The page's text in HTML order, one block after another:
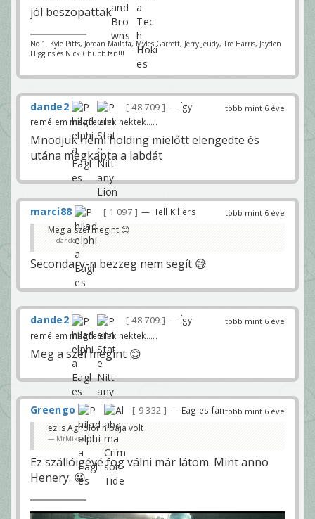
jól beszopattak
No 1. Kyle Pitts, Jordan Mailata, Myles Garrett, Jerry Jeudy, Tre Harris, Jayden
Higgins és Nick Chubb fan!!!
több mint 6 éve
dande2 48 709
— Így
remélem megfelelek nektek.....
Mnodjuk némi holding mielőtt elengedte és
utána megkapta a labdát
több mint 6 éve
marci88 1 097 — Hell Killers
Meg a szél megint 😊
dande
Secondary-n bezzeg nem segít 😅
több mint 6 éve
dande2 48 709
— Így
remélem megfelelek nektek.....
Meg a szél megint 😊
több mint 6 éve
Greengo 9 332 — Eagles fan
ez is Agholor hibája volt
MrMiksa
Ez szállóigévé fog válni már látom. Mint anno
Henery. 😀